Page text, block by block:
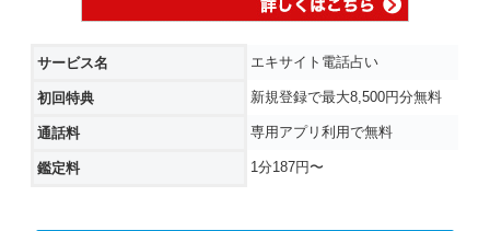
サービス名 エキサイト電話占い
初回特典 新規登録で最大8,500円分無料
通話料 専用アプリ利用で無料
鑑定料 1分187円〜